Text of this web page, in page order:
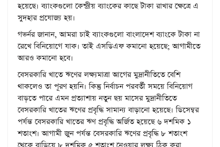
হয়েছে। ব্যাংকগুলো কেন্দ্রীয় ব্যাংকের কাছে টাকা রাখার ক্ষেত্রে এ
সুদহার প্রযোজ্য হয়।
গভর্নর জানান, আমরা চাই ব্যাংকগুলো বাংলাদেশ ব্যাংকে টাকা না
রেখে বিনিয়োগে যাক। তাই এসডিএফ কমানো হয়েছে; আগামীতে
আরও কমানো হবে।
বেসরকারি খাতে ঋণের লক্ষ্যমাত্রা আগের মুদ্রানীতিতে বেশি
থাকলেও তা পূরণ হয়নি। কিন্তু নির্বাচন পরবর্তী সময়ে বিনিয়োগ
বাড়তে পারে এমন প্রত্যাশায় নতুন ছয় মাসের মুদ্রানীতিতে
বেসরকারি খাতের ঋণের প্রবৃদ্ধি সামান্য বাড়া‌নো হ‌য়েছে। ডিসেম্বর
পর্যন্ত বেসরকারি খাতের ঋণ প্রবৃদ্ধি অর্জিত হয়েছে ৬ দশমিক ১
শতাংশ। আগামী জুন পর্যন্ত বেসরকারি ঋণের প্রবৃদ্ধি ৮ শতাংশ